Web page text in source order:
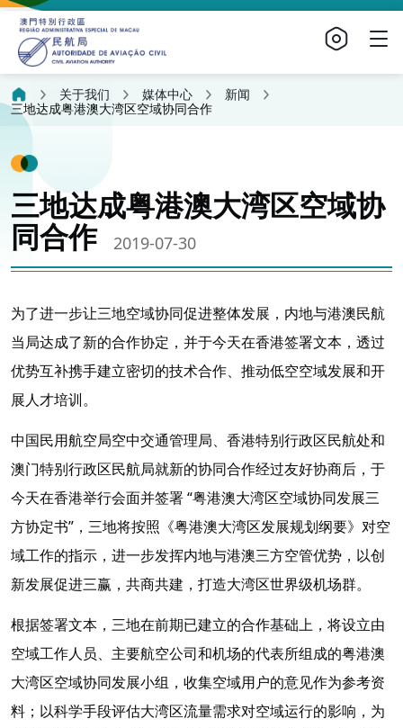
关于我们 媒体中心
新闻
三地达成粤港澳大湾区空域协同合作
三地达成粤港澳大湾区空域协
同合作
2019-07-30
为了进一步让三地空域协同促进整体发展，内地与港澳民航
当局达成了新的合作协定，并于今天在香港签署文本，透过
优势互补携手建立密切的技术合作、推动低空空域发展和开
展人才培训。
中国民用航空局空中交通管理局、香港特别行政区民航处和
澳门特别行政区民航局就新的协同合作经过友好协商后，于
今天在香港举行会面并签署 “粤港澳大湾区空域协同发展三
方协定书”，三地将按照《粤港澳大湾区发展规划纲要》对空
域工作的指示，进一步发挥内地与港澳三方空管优势，以创
新发展促进三赢，共商共建，打造大湾区世界级机场群。
根据签署文本，三地在前期已建立的合作基础上，将设立由
空域工作人员、主要航空公司和机场的代表所组成的粤港澳
大湾区空域协同发展小组，收集空域用户的意见作为参考资
料；以科学手段评估大湾区流量需求对空域运行的影响，为